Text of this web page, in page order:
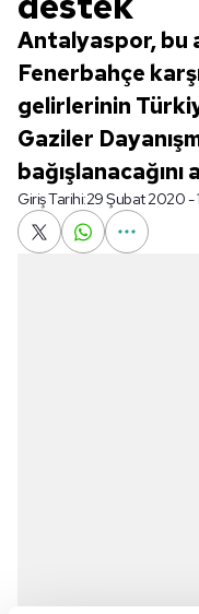
Antalyaspor, bu
Fenerbahçe
gelirlerinin
Gaziler
bağışlanacağını
Giriş Tarihi:29 Şubat 2020 -